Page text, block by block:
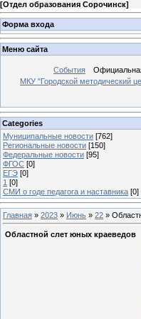
[Отдел образования Сорочинск]
Форма входа
Меню сайта
События
МКУ "Городской методический
Categories
Муниципальные новости [762]
Региональные новости [150]
Федеральные новости [95]
ФГОС [0]
ЕГЭ [0]
1 [0]
СМИ о годе педагога и наставника [0]
Главная » 2023 » Июнь » 22 »
Областной слет юных краеведов